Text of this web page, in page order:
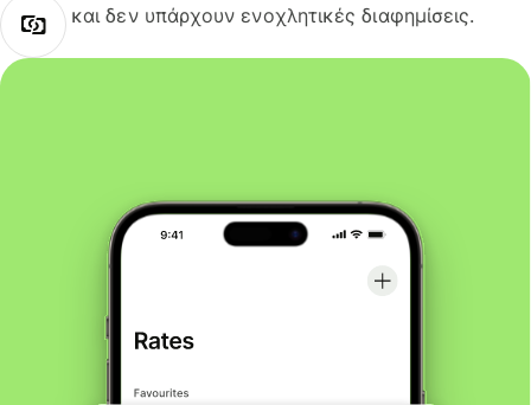
και δεν υπάρχουν ενοχλητικές διαφημίσεις.